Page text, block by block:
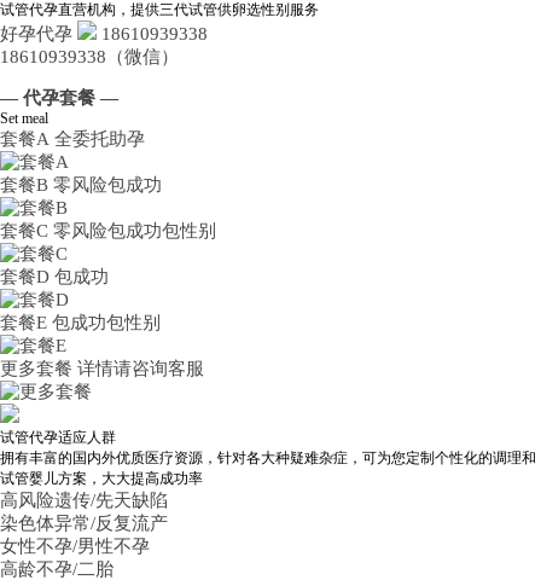
试管代孕直营机构，提供三代试管供卵选性别服务
好孕代孕
18610939338
18610939338（微信）
— 代孕套餐 —
Set meal
套餐A 全委托助孕
套餐B 零风险包成功
套餐C 零风险包成功包性别
套餐D 包成功
套餐E 包成功包性别
更多套餐 详情请咨询客服
试管代孕适应人群
拥有丰富的国内外优质医疗资源，针对各大种疑难杂症，可为您定制个性化的调理和
试管婴儿方案，大大提高成功率
高风险遗传/先天缺陷
染色体异常/反复流产
女性不孕/男性不孕
高龄不孕/二胎